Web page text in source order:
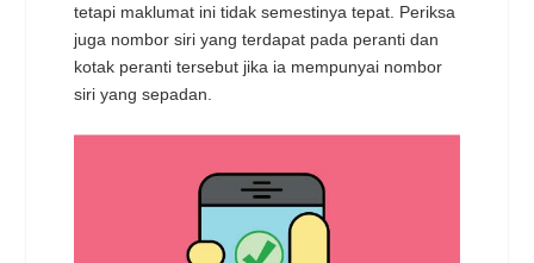
tetapi maklumat ini tidak semestinya tepat. Periksa
juga nombor siri yang terdapat pada peranti dan
kotak peranti tersebut jika ia mempunyai nombor
siri yang sepadan.